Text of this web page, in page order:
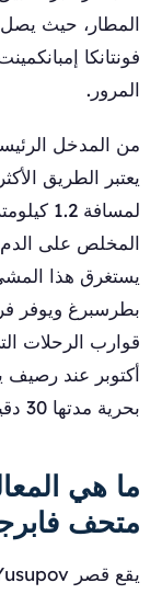
المطار، حيث
المرور.
من المدخل
يعتبر الطريق
لمسافة
المخلص على الدم
بطرسبرغ ويوفر
قوارب الرحلات
بحرية مدتها 30 دقيقة من الإرميتاج بتكلفة 400 روبل.
ما هي
متحف